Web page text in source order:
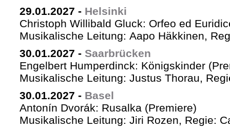
29.01.2027 - Helsinki
Christoph Willibald Gluck: Orfeo ed
Musikalische Leitung: Aapo Häkkinen,
30.01.2027 - Saarbrücken
Engelbert Humperdinck: Königskinder
Musikalische Leitung: Justus Thorau,
30.01.2027 - Basel
Antonín Dvorák: Rusalka (Premiere)
Musikalische Leitung: Jiri Rozen, Regie: